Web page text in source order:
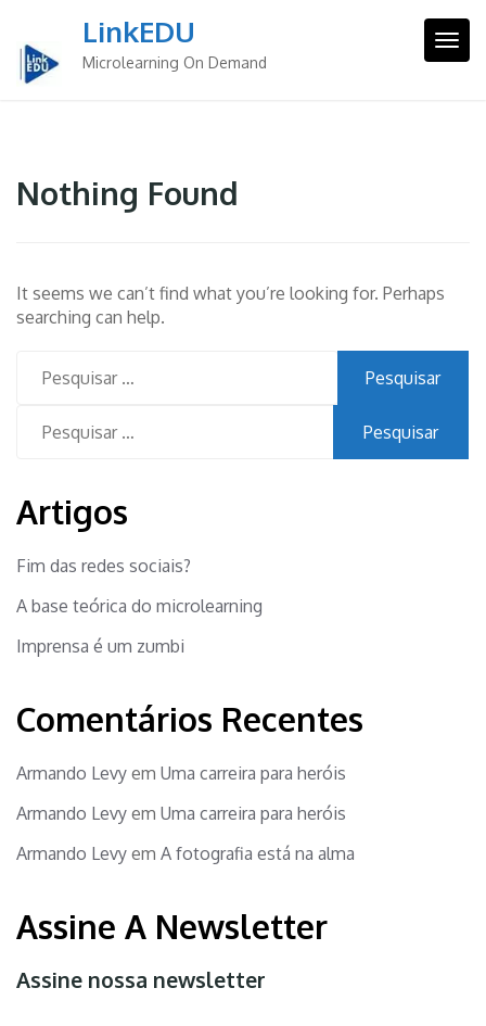
content
LinkEDU
Microlearning On Demand
Nothing Found
It seems we can’t find what you’re looking for. Perhaps
searching can help.
por:
por:
Artigos
Fim das redes sociais?
A base teórica do microlearning
Imprensa é um zumbi
Comentários Recentes
Armando Levy em Uma carreira para heróis
Armando Levy em Uma carreira para heróis
Armando Levy em A fotografia está na alma
Assine A Newsletter
Assine nossa newsletter